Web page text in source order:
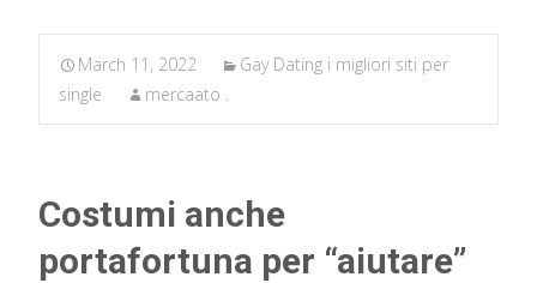
March 11, 2022
Gay Dating i migliori siti per
single
mercaato .
Costumi anche
portafortuna per “aiutare”